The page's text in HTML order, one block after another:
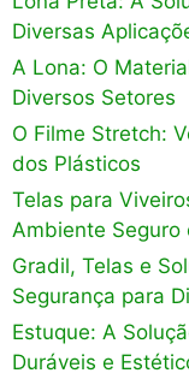
Diversas
A Lona: O
Diversos Setores
O Filme Stretch:
dos Plásticos
Telas para
Ambiente Seguro
Gradil, Telas e
Segurança para
Estuque: A
Duráveis e